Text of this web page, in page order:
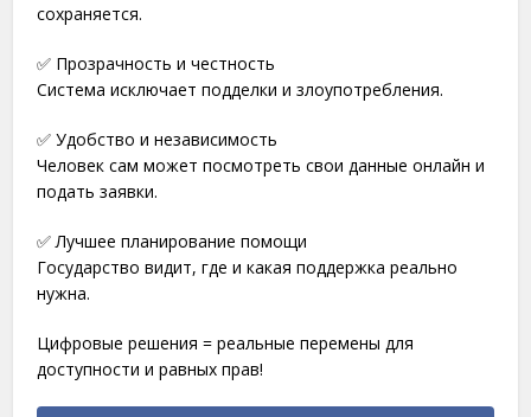
сохраняется.
✅ Прозрачность и честность
Система исключает подделки и злоупотребления.
✅ Удобство и независимость
Человек сам может посмотреть свои данные онлайн и
подать заявки.
✅ Лучшее планирование помощи
Государство видит, где и какая поддержка реально
нужна.
Цифровые решения = реальные перемены для
доступности и равных прав!